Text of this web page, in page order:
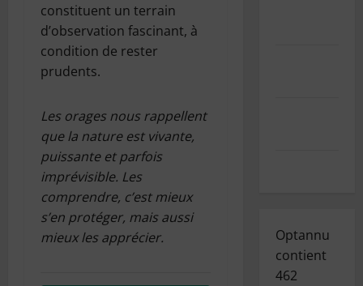
constituent un terrain
d’observation fascinant, à
condition de rester
prudents.
Les orages nous rappellent
que la nature est vivante,
puissante et parfois
imprévisible. Les
comprendre, c’est mieux
s’en protéger, mais aussi
mieux les apprécier.
Optannu
contient
462